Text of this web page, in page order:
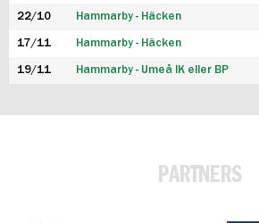
22/10 Hammarby - Häcken
17/11 Hammarby - Häcken
19/11 Hammarby - Umeå IK eller BP
PARTNERS